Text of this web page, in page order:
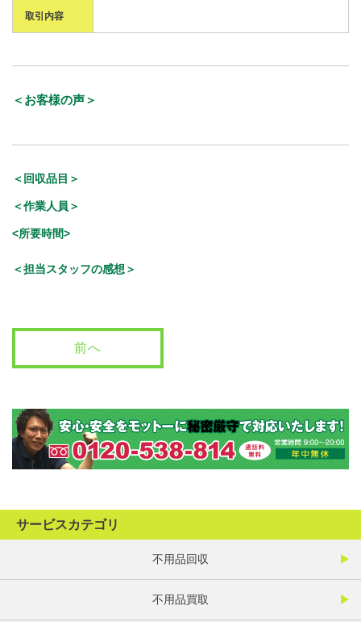
取引内容
＜お客様の声＞
＜回収品目＞
＜作業人員＞
<所要時間>
＜担当スタッフの感想＞
前へ
サービスカテゴリ
不用品回収
不用品買取